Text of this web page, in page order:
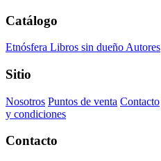
Catálogo
Etnósfera Libros sin dueño Autores
Sitio
Nosotros Puntos de venta Contacto
y condiciones
Contacto